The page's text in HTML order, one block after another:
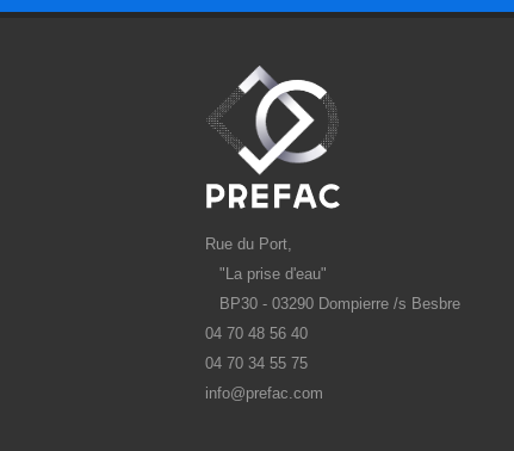
Rue du Port,
"La prise d'eau"
BP30 - 03290 Dompierre /s Besbre
04 70 48 56 40
04 70 34 55 75
info@prefac.com